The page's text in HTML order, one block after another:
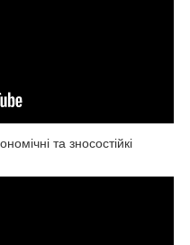
та зносостійкі